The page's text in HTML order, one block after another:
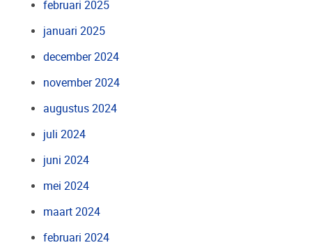
februari 2025
januari 2025
december 2024
november 2024
augustus 2024
juli 2024
juni 2024
mei 2024
maart 2024
februari 2024